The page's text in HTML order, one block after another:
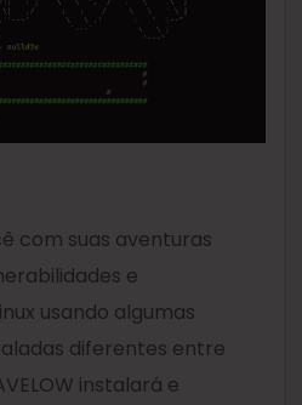
com suas aventuras
e
usando algumas
diferentes entre
instalará e